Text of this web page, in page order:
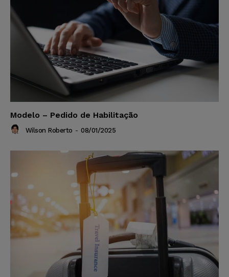
Modelo – Pedido de Habilitação
Wilson Roberto - 08/01/2025